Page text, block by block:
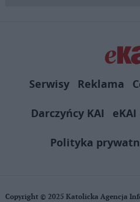
Serwisy Reklama
Darczyńcy KAI
Polityka
Copyright © 2025 Katolicka Agencja